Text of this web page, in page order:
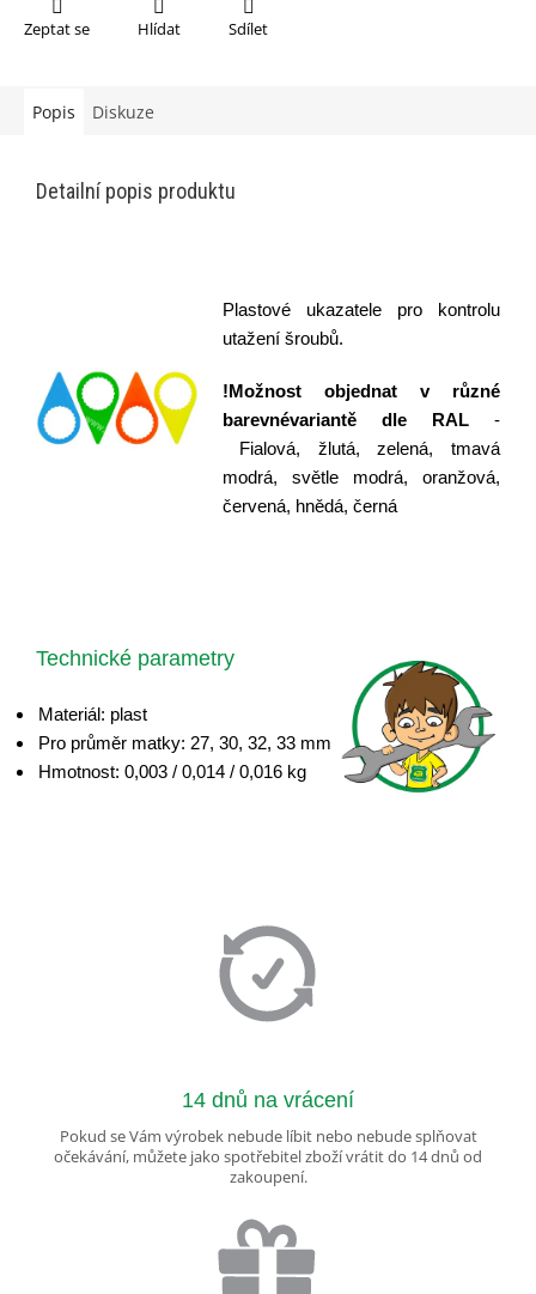
Zeptat se Hlídat Sdílet
Popis Diskuze
Detailní popis produktu
Plastové ukazatele pro kontrolu
utažení šroubů.
!Možnost objednat v různé
barevnévariantě dle RAL-
Fialová, žlutá, zelená, tmavá
modrá, světle modrá, oranžová,
červená, hnědá, černá
Technické parametry
Materiál: plast
Pro průměr matky: 27, 30, 32, 33 mm
Hmotnost: 0,003 / 0,014 / 0,016 kg
14 dnů na vrácení
Pokud se Vám výrobek nebude líbit nebo nebude splňovat
očekávání, můžete jako spotřebitel zboží vrátit do 14 dnů od
zakoupení.